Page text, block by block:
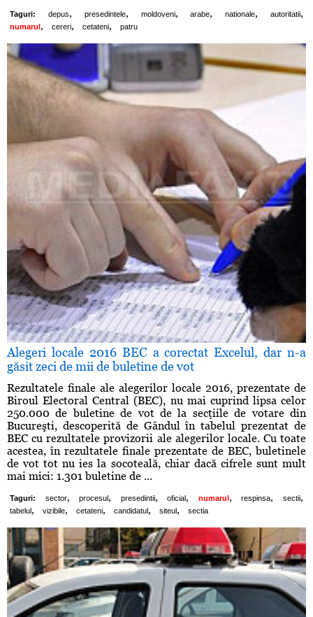
Taguri: depus, presedintele, moldoveni, arabe, nationale, autoritatii,
numarul , cereri, cetateni, patru
Alegeri locale 2016 BEC a corectat Excelul, dar n-a
găsit zeci de mii de buletine de vot
Rezultatele finale ale alegerilor locale 2016, prezentate de
Biroul Electoral Central (BEC), nu mai cuprind lipsa celor
250.000 de buletine de vot de la secţiile de votare din
Bucureşti, descoperită de Gândul în tabelul prezentat de
BEC cu rezultatele provizorii ale alegerilor locale. Cu toate
acestea, în rezultatele finale prezentate de BEC, buletinele
de vot tot nu ies la socoteală, chiar dacă cifrele sunt mult
mai mici: 1.301 buletine de ...
Taguri: sector, procesul , presedintii, oficial , numarul , respinsa, sectii,
tabelul , vizibile, cetateni, candidatul , siteul , sectia